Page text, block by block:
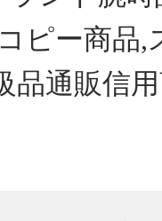
ピー商品
品通販信